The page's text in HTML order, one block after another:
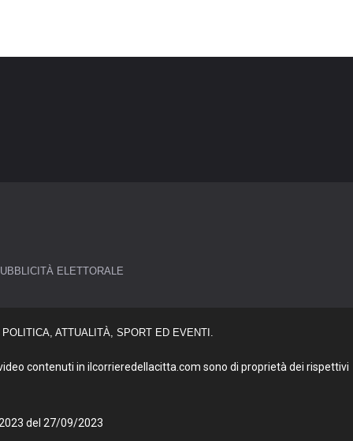
ELETTORALE
ATTUALITÀ, SPORT ED EVENTI.
contenuti in ilcorrieredellacitta.com sono di proprietà dei rispettivi
del 27/09/2023